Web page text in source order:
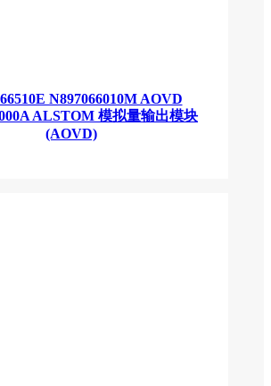
N897066010M AOVD
ALSTOM 模拟量输出模块
(AOVD)